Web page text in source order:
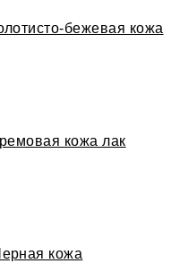
бежевая кожа
кожа лак
кожа